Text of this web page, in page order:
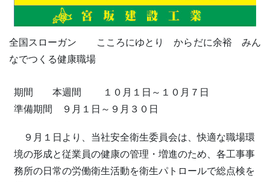
全国スローガン こころにゆとり からだに余裕 みん
なでつくる健康職場
期間 本週間 １０月１日～１０月７日
準備期間 ９月１日～９月３０日
９月１日より、当社安全衛生委員会は、快適な職場環
境の形成と従業員の健康の管理・増進のため、各工事事
務所の日常の労働衛生活動を衛生パトロールで総点検を